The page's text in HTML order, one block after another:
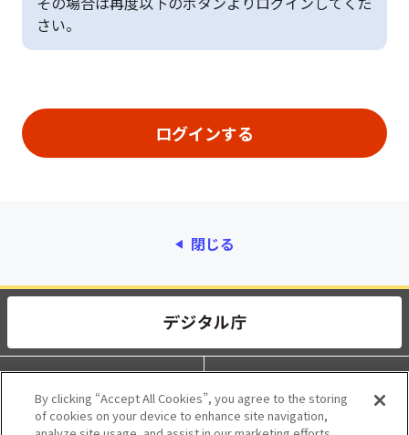
さい。
閉じる
動作環境 個人情報保護
利用規約 アクセシビリティ
By clicking “Accept All Cookies”, you agree to the storing
of cookies on your device to enhance site navigation,